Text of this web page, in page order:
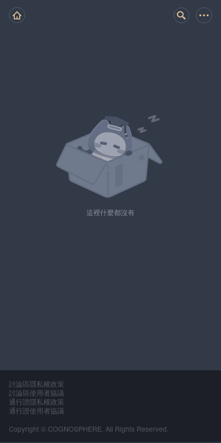
這裡什麼都沒有
討論區隱私權政策
討論區使用者協議
通行證隱私權政策
通行證使用者協議
Copyright © COGNOSPHERE. All Rights Reserved.